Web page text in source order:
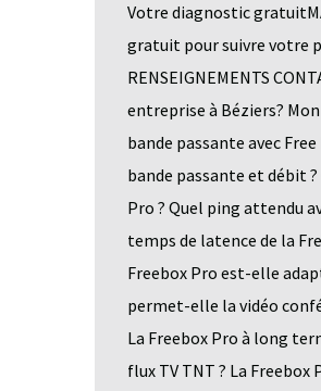
Votre diagnostic
gratuit pour suivre votre
RENSEIGNEMENTS
entreprise à Béziers?
bande passante avec
bande passante et débit
Pro ? Quel ping attendu
temps de latence de la
Freebox Pro est-elle
permet-elle la vidéo
La Freebox Pro à long
flux TV TNT ? La